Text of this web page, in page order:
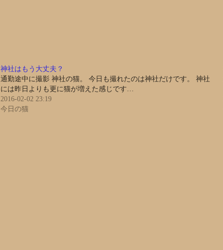
神社はもう大丈夫？
通勤途中に撮影 神社の猫。 今日も撮れたのは神社だけです。 神社
には昨日よりも更に猫が増えた感じです…
2016-02-02 23:19
今日の猫